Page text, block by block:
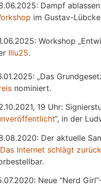
Dampf
im Gustav-
Workshop
Illu25.
„Das
nominiert.
19 Uhr:
“, in der
Der aktuelle
Internet schlägt
Neue “Nerd